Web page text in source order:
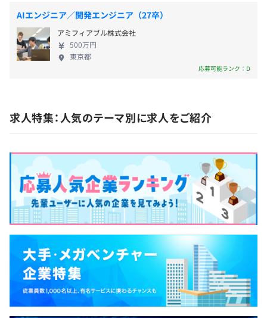
賞与：年3回（5月・7月・12月）
※賞与額は月給×3カ月分を想定
社保完備
無期雇用
の力で支えています。 イオンが提供する顧客体験
を、デジタルを通じて最大化し、「自分がつくった
システムが、社会のインフラになる」そんな実感を
持てる環境で、私たちと一緒に小売の未来を創りま
開発 ▍店舗システムのDX化 ネットスーパー・EC・
サービスカウンターシステムなど、デジタルを活用
した小売り体験の実現 ▍グループ全体のITソリュー
ション・基幹システムの開発 グループ会社の基幹シ
ステム開発、運用・保守・ITインフラ構築により、顧
客体験の向上や新たなサプライチェーンモデル構
築、コーポレートガバナンスの強化などグループの
発展に寄与 ▍DXによる新しい店舗営業への支援 セル
フレジやiAEONと連動したモバイル決済など多彩な
ソリューションの提供やビックデータを活用した需
要予測、リアルタイムに営業情報を活用できるスマ
ホ端末「モバイルアシスタント」など、店舗DXへ寄
与 ▍購買・会員データ活用のための基盤構築 数千億
の購買データ、および数千万の会員データのグルー
AIエンジニア／開発エンジニア（27卒）
アミフィアブル株式会社
500万円
東京都
応募可能ランク：D
求人特集：人気のテーマ別に求人をご紹介